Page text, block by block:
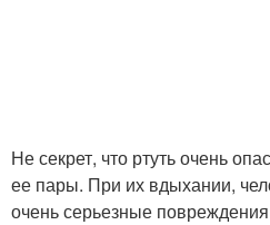
Не секрет, что ртуть очень
ее пары. При их вдыхании,
очень серьезные